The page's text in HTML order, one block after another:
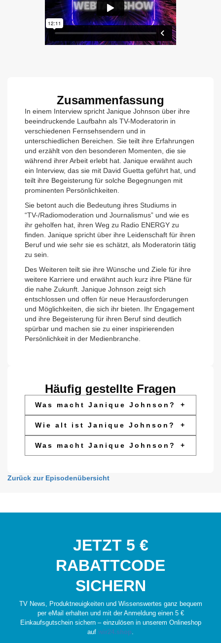
Zusammenfassung
In einem Interview spricht Janique Johnson über ihre
beeindruckende Laufbahn als TV-Moderatorin in
verschiedenen Fernsehsendern und in
unterschiedlichen Bereichen. Sie teilt ihre Erfahrungen
und erzählt von den besonderen Momenten, die sie
während ihrer Arbeit erlebt hat. Janique erwähnt auch
ein Interview, das sie mit David Guetta geführt hat, und
teilt ihre Begeisterung für solche Begegnungen mit
prominenten Persönlichkeiten.
Sie betont auch die Bedeutung ihres Studiums in
“TV-/Radiomoderation und Journalismus” und wie es
ihr geholfen hat, ihren Weg zu Radio ENERGY zu
finden. Janique spricht über ihre Leidenschaft für ihren
Beruf und wie sehr sie es schätzt, als Moderatorin tätig
zu sein.
Des Weiteren teilt sie ihre Wünsche und Ziele für ihre
weitere Karriere und erwähnt auch kurz ihre Pläne für
die nahe Zukunft. Janique Johnson zeigt sich
entschlossen und offen für neue Herausforderungen
und Möglichkeiten, die sich ihr bieten. Ihr Engagement
und ihre Begeisterung für ihren Beruf sind deutlich
spürbar und machen sie zu einer inspirierenden
Persönlichkeit in der Medienbranche.
Häufig gestellte Fragen
Was macht Janique Johnson? +
Wie alt ist Janique Johnson? +
Was macht Janique Johnson? +
Zurück zur Episodenübersicht
JETZT 5 €
RABATTCODE
SICHERN
TV News, Produktneuigkeiten und Wissenswertes ganz bequem
per eMail erhalten und mit der Anmeldung einen 5 €
Einkaufsgutschein sichern – einzulösen in unserem Onlineshop
auf wir24.shop.